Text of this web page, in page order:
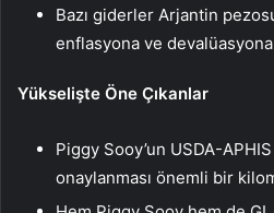
Bazı giderler Arjantin
enflasyona ve
Yükselişte Öne Çıkanlar
Piggy Sooy’un USDA-
onaylanması önemli bir